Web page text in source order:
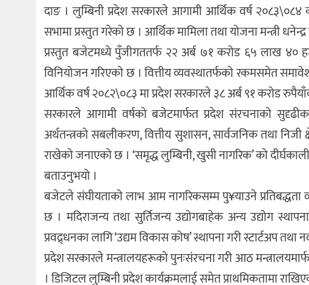
दाङ । लुम्बिनी प्रदेश सरकारले आगामी आर्थिक वर्ष
सभामा प्रस्तुत गरेको छ । आर्थिक मामिला तथा योजना मन्त्री
प्रस्तुत बजेटमध्ये पुँजीगततर्फ २२ अर्ब ७१ करोड ६५ लाख ४०
विनियोजन गरिएको छ । वित्तीय व्यवस्थातर्फको रकमसमेत
आर्थिक वर्ष २०८२\०८३ मा प्रदेश सरकारले ३८ अर्ब ९१ करोड
सरकारले आगामी वर्षको बजेटमार्फत प्रदेश संरचनाको
अर्थतन्त्रको सबलीकरण, वित्तीय सुशासन, सार्वजनिक तथा निजी
राखेको जनाएको छ । ‘समृद्ध लुम्बिनी, खुसी नागरिक’ को
बताउनुभयो ।
बजेटले संघीयताको लाभ आम नागरिकसम्म पु¥याउने प्रतिबद्धता
छ । मदिराजन्य तथा सुर्तिजन्य उद्योगबाहेक अन्य उद्योग
प्रवद्र्धनका लागि ‘उद्यम विकास कोष’ स्थापना गरी स्टार्टअप
प्रदेश सरकारले मन्त्रालयहरूको पुनःसंरचना गरी आठ
। डिजिटल लुम्बिनी प्रदेश कार्यक्रमलाई समेत प्राथमिकतामा